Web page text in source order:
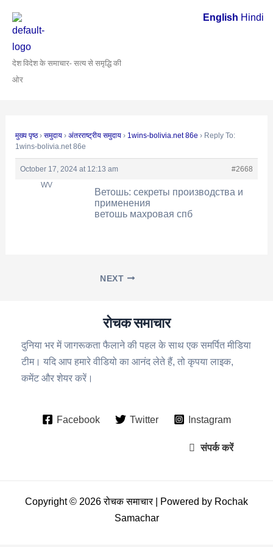
content
देश विदेश के समाचार- सत्य से समृद्धि की
ओर
मुख्य पृष्ठ › समुदाय › अंतरराष्ट्रीय समुदाय › 1wins-bolivia.net 86e › Reply To:
1wins-bolivia.net 86e
October 17, 2024 at 12:13 am
#2668
WV
Ветошь: секреты производства и
применения
ветошь махровая спб
navigation
NEXT
रोचक समाचार
दुनिया भर में जागरूकता फैलाने की पहल के साथ एक समर्पित मीडिया
टीम। यदि आप हमारे वीडियो का आनंद लेते हैं, तो कृपया लाइक,
कमेंट और शेयर करें।
Facebook Twitter Instagram
संपर्क करें
Copyright © 2026 रोचक समाचार | Powered by Rochak
Samachar
English Hindi